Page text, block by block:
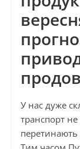
У нас дуже
транспорт